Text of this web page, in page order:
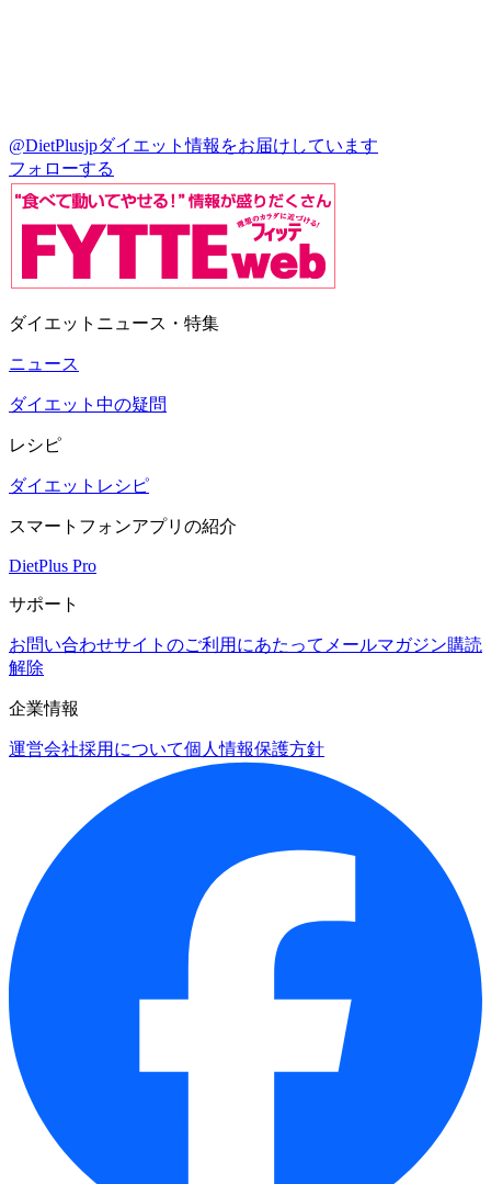
@DietPlusjpダイエット情報をお届けしています
フォローする
ダイエットニュース・特集
ニュース
ダイエット中の疑問
レシピ
ダイエットレシピ
スマートフォンアプリの紹介
DietPlus Pro
サポート
お問い合わせサイトのご利用にあたって メールマガジン購読
解除
企業情報
運営会社採用について個人情報保護方針